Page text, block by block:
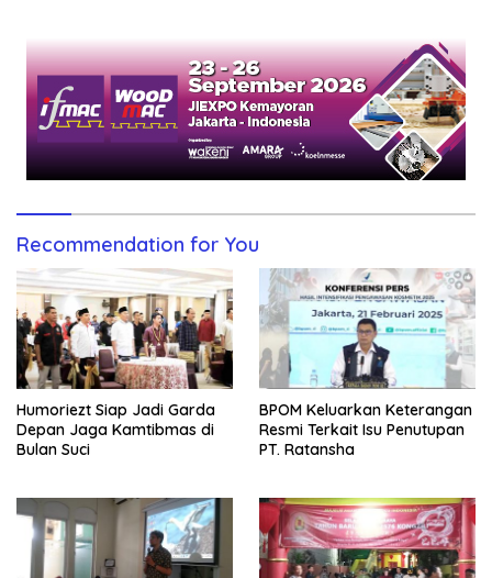
Recommendation for You
Humoriezt Siap Jadi Garda
Depan Jaga Kamtibmas di
Bulan Suci
BPOM Keluarkan Keterangan
Resmi Terkait Isu Penutupan
PT. Ratansha